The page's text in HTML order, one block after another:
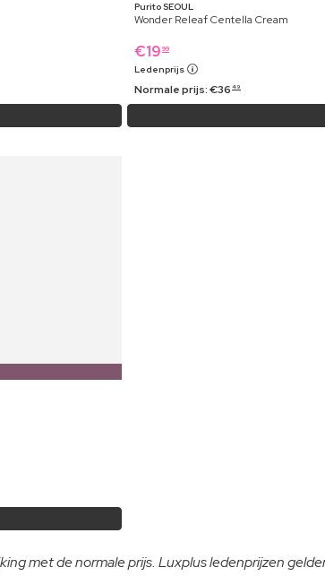
Purito SEOUL
Wonder Releaf Centella Cream
€19 99
Ledenprijs
Normale prijs:€36 49
met de normale prijs. Luxplus ledenprijzen